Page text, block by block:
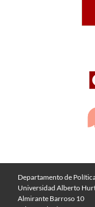
Departamento de
Universidad Alberto
Almirante Barroso 10